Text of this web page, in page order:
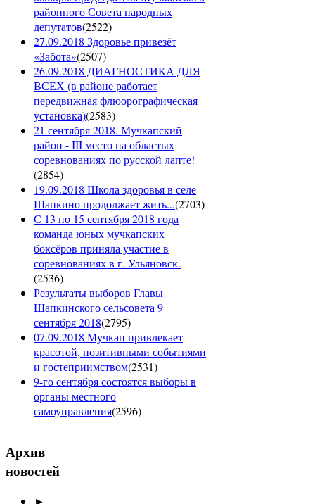
районного Совета народных
депутатов(2522)
27.09.2018 Здоровье привезёт
«Забота»(2507)
26.09.2018 ДИАГНОСТИКА ДЛЯ
ВСЕХ (в районе работает
передвижная флюорографическая
установка)(2583)
21 сентября 2018. Мучкапский
район - III место на областых
соревнованиях по русской лапте!
(2854)
19.09.2018 Школа здоровья в селе
Шапкино продолжает жить...(2703)
С 13 по 15 сентября 2018 года
команда юных мучкапских
боксёров приняла участие в
соревнованиях в г. Ульяновск.
(2536)
Результаты выборов Главы
Шапкинского сельсовета 9
сентября 2018(2795)
07.09.2018 Мучкап привлекает
красотой, позитивными событиями
и гостеприимством(2531)
9-го сентября состоятся выборы в
органы местного
самоуправления(2596)
Архив
новостей
►